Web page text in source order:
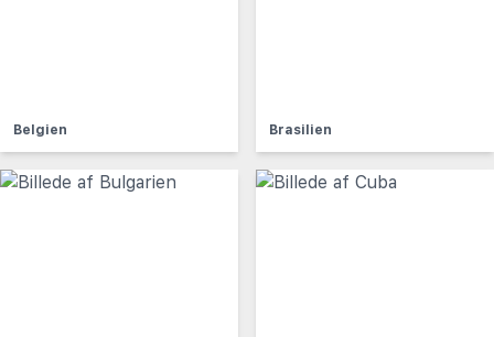
Belgien Brasilien